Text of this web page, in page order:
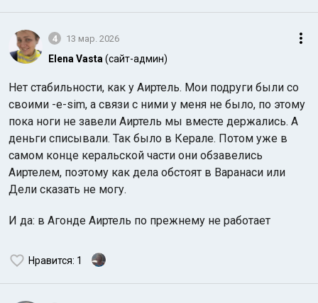
4 13 мар. 2026
Elena Vasta (сайт-админ)
Нет стабильности, как у Аиртель. Мои подруги были со
своими -е-sim, а связи с ними у меня не было, по этому
пока ноги не завели Аиртель мы вместе держались. А
деньги списывали. Так было в Керале. Потом уже в
самом конце керальской части они обзавелись
Аиртелем, поэтому как дела обстоят в Варанаси или
Дели сказать не могу.
И да: в Агонде Аиртель по прежнему не работает
Нравится: 1